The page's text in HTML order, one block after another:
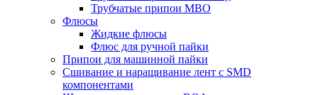
Трубчатые припои MBO
Флюсы
Жидкие флюсы
Флюс для ручной пайки
Припои для машинной пайки
Сшивание и наращивание лент с SMD
компонентами